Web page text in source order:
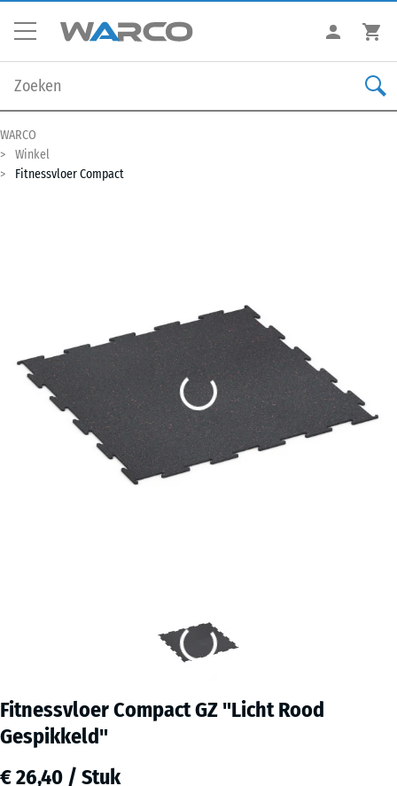
WARCO
Winkel
Fitnessvloer Compact
Fitnessvloer Compact GZ "Licht Rood
Gespikkeld"
€ 26,40 / Stuk